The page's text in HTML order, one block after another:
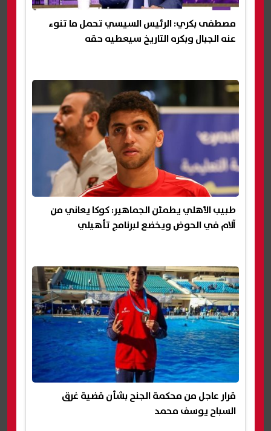
مصطفى بكري: الرئيس السيسي تحمل ما تنوء
عنه الجبال وبكره التاريخ سيعطيه حقه
طبيب الأهلي يطمئن الجماهير: كوكا يعاني من
آلام في الحوض ويخضع لبرنامج تأهيلي
قرار عاجل من محكمة الجنح بشأن قضية غرق
السباح يوسف محمد